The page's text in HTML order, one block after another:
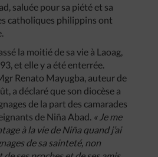
saluée pour sa piété et sa
catholiques philippins ont
la moitié de sa vie à Laoag,
et elle y a été enterrée.
Renato Mayugba, auteur de
a déclaré que son diocèse a
de la part des camarades
de Niña Abad. « Je me
à la vie de Niña quand j’ai
de sa sainteté, non